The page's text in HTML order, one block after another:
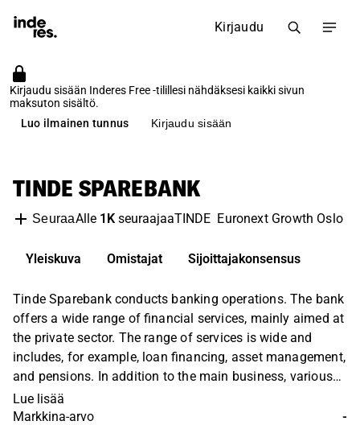
Kirjaudu
Kirjaudu sisään Inderes Free -tilillesi nähdäksesi kaikki sivun
maksuton sisältö.
Luo ilmainen tunnus
Kirjaudu sisään
TINDE SPAREBANK
SeuraaAlle 1KseuraajaaTINDE Euronext Growth Oslo
Yleiskuva Omistajat Sijoittajakonsensus
Tinde Sparebank conducts banking operations. The bank
offers a wide range of financial services, mainly aimed at
the private sector. The range of services is wide and
includes, for example, loan financing, asset management,
and pensions. In addition to the main business, various
ancillary services are offered. The company operates
around the Norwegian financial market.
Lue lisää
Markkina-arvo
-